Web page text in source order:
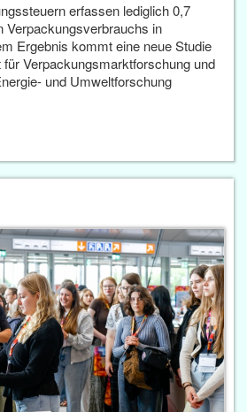
erfassen lediglich 0,7
Verpackungsverbrauchs in
Ergebnis kommt eine neue Studie
Verpackungsmarktforschung und
und Umweltforschung